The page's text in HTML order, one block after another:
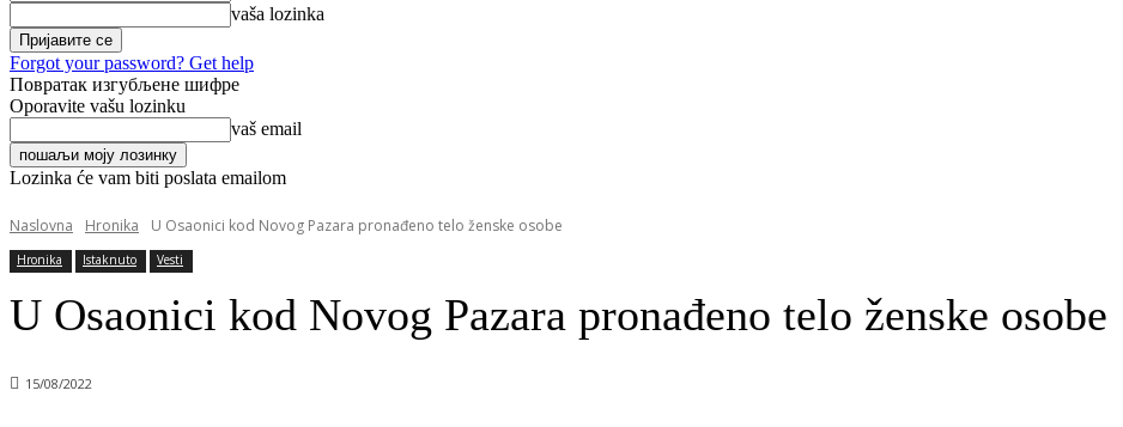
vaša lozinka
Forgot your password? Get help
Повратак изгубљене шифре
Oporavite vašu lozinku
vaš email
Lozinka će vam biti poslata emailom
Naslovna Hronika U Osaonici kod Novog Pazara pronađeno telo ženske osobe
Hronika Istaknuto Vesti
U Osaonici kod Novog Pazara pronađeno telo ženske osobe
15/08/2022